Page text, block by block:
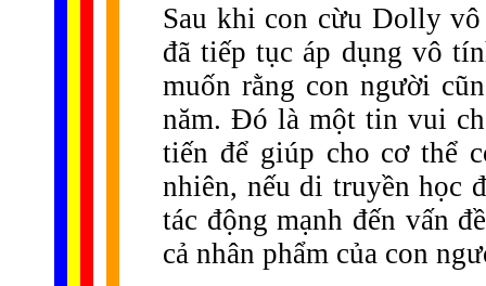
Sau khi con cừu Dolly
đã tiếp tục áp dụng vô
muốn rằng con người
năm. Đó là một tin vui
tiến để giúp cho cơ thể
nhiên, nếu di truyền học
tác động mạnh đến vấn
cả nhân phẩm của con